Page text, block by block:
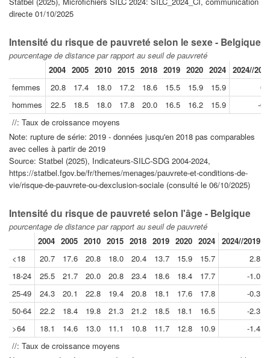
directe 01/10/2025
Intensité du risque de pauvreté selon le sexe - Belgique
pourcentage de distance par rapport au seuil de pauvreté
2004 2005 2010 2015 2018 2019 2020 2024 2024//
femmes
20.8 17.4 18.0 17.2 18.6 15.5 15.9 15.9
hommes
22.5 18.5 18.0 17.8 20.0 16.5 16.2 15.9
-
//: Taux de croissance moyens
Note: rupture de série: 2019 - données jusqu'en 2018 pas comparables
avec celles à partir de 2019
Source: Statbel (2025), Indicateurs-SILC-SDG 2004-2024,
https://statbel.fgov.be/fr/themes/menages/pauvrete-et-conditions-de-
vie/risque-de-pauvrete-ou-dexclusion-sociale (consulté le 06/10/2025)
Intensité du risque de pauvreté selon l'âge - Belgique
pourcentage de distance par rapport au seuil de pauvreté
2004 2005 2010 2015 2018 2019 2020 2024 2024//2019
<18
20.7 17.6 20.8 18.0 20.4 13.7 15.9 15.7
2.8
18-24
25.5 21.7 20.0 20.8 23.4 18.6 18.4 17.7
-1.0
25-49
24.3 20.1 22.8 19.4 20.8 18.1 17.6 17.8
-0.3
50-64
22.2 18.4 19.8 21.3 21.2 18.5 18.1 16.5
-2.3
>64
18.1 14.6 13.0 11.1 10.8 11.7 12.8 10.9
-1.4
//: Taux de croissance moyens